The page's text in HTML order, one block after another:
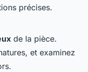
précises.
de la pièce.
et examinez